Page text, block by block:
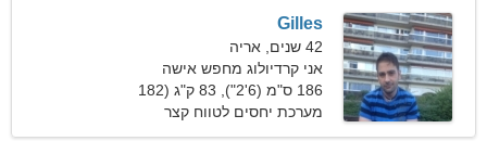
Gilles
42 שנים, אריה
אני קרדיולוג מחפש אישה
מפתה
186 ס"מ (6'2"), 83 ק"ג (182
פאונד)
מערכת יחסים לטווח קצר